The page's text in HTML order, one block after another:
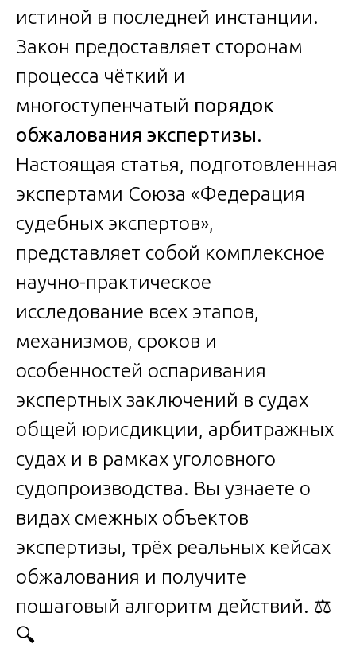
истиной в последней инстанции.
Закон предоставляет сторонам
процесса чёткий и
многоступенчатый порядок
обжалования экспертизы.
Настоящая статья, подготовленная
экспертами Союза «Федерация
судебных экспертов»,
представляет собой комплексное
научно-практическое
исследование всех этапов,
механизмов, сроков и
особенностей оспаривания
экспертных заключений в судах
общей юрисдикции, арбитражных
судах и в рамках уголовного
судопроизводства. Вы узнаете о
видах смежных объектов
экспертизы, трёх реальных кейсах
обжалования и получите
пошаговый алгоритм действий. ⚖️
🔍